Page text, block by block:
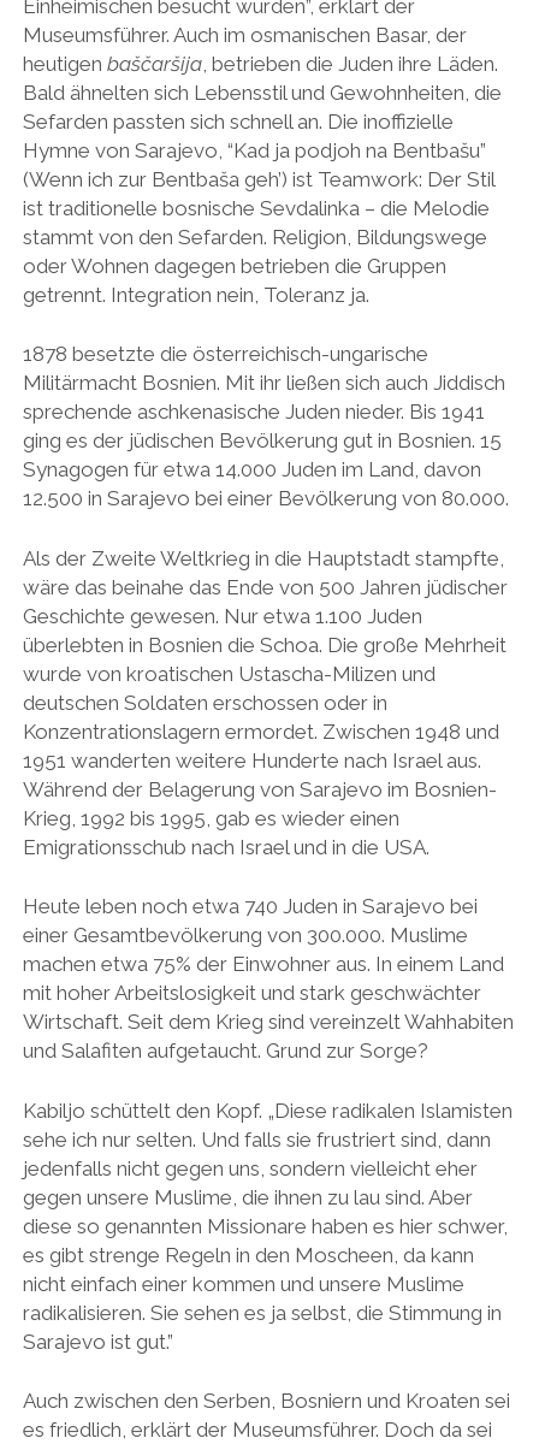
Einheimischen besucht wurden”, erklärt der
Museumsführer. Auch im osmanischen Basar, der
heutigen baščaršija, betrieben die Juden ihre Läden.
Bald ähnelten sich Lebensstil und Gewohnheiten, die
Sefarden passten sich schnell an. Die inoffizielle
Hymne von Sarajevo, “Kad ja podjoh na Bentbašu”
(Wenn ich zur Bentbaša geh’) ist Teamwork: Der Stil
ist traditionelle bosnische Sevdalinka – die Melodie
stammt von den Sefarden. Religion, Bildungswege
oder Wohnen dagegen betrieben die Gruppen
getrennt. Integration nein, Toleranz ja.
1878 besetzte die österreichisch-ungarische
Militärmacht Bosnien. Mit ihr ließen sich auch Jiddisch
sprechende aschkenasische Juden nieder. Bis 1941
ging es der jüdischen Bevölkerung gut in Bosnien. 15
Synagogen für etwa 14.000 Juden im Land, davon
12.500 in Sarajevo bei einer Bevölkerung von 80.000.
Als der Zweite Weltkrieg in die Hauptstadt stampfte,
wäre das beinahe das Ende von 500 Jahren jüdischer
Geschichte gewesen. Nur etwa 1.100 Juden
überlebten in Bosnien die Schoa. Die große Mehrheit
wurde von kroatischen Ustascha-Milizen und
deutschen Soldaten erschossen oder in
Konzentrationslagern ermordet. Zwischen 1948 und
1951 wanderten weitere Hunderte nach Israel aus.
Während der Belagerung von Sarajevo im Bosnien-
Krieg, 1992 bis 1995, gab es wieder einen
Emigrationsschub nach Israel und in die USA.
Heute leben noch etwa 740 Juden in Sarajevo bei
einer Gesamtbevölkerung von 300.000. Muslime
machen etwa 75% der Einwohner aus. In einem Land
mit hoher Arbeitslosigkeit und stark geschwächter
Wirtschaft. Seit dem Krieg sind vereinzelt Wahhabiten
und Salafiten aufgetaucht. Grund zur Sorge?
Kabiljo schüttelt den Kopf. „Diese radikalen Islamisten
sehe ich nur selten. Und falls sie frustriert sind, dann
jedenfalls nicht gegen uns, sondern vielleicht eher
gegen unsere Muslime, die ihnen zu lau sind. Aber
diese so genannten Missionare haben es hier schwer,
es gibt strenge Regeln in den Moscheen, da kann
nicht einfach einer kommen und unsere Muslime
radikalisieren. Sie sehen es ja selbst, die Stimmung in
Sarajevo ist gut.”
Auch zwischen den Serben, Bosniern und Kroaten sei
es friedlich, erklärt der Museumsführer. Doch da sei